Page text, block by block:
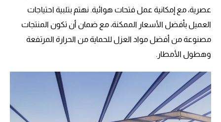
عصرية، مع إمكانية عمل فتحات هوائية. نهتم بتلبية احتياجات
العميل بأفضل الأسعار الممكنة، مع ضمان أن تكون المنتجات
مصنوعة من أفضل مواد العزل للحماية من الحرارة المرتفعة
وهطول الأمطار.